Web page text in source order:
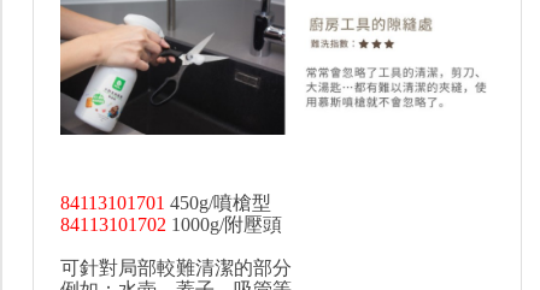
84113101701 450g/噴槍型
84113101702 1000g/附壓頭
可針對局部較難清潔的部分